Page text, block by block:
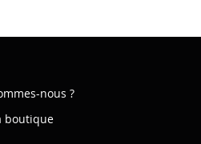
nous ?
boutique